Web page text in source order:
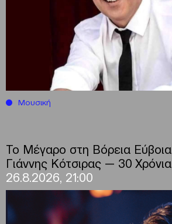
Μουσική
Το Μέγαρο στη Βόρεια Εύβοια
Γιάννης Κότσιρας — 30 Χρόνια
26.8.2026, 21:00